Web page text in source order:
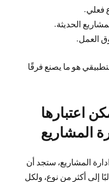
فعلي.
الحديثة.
العمل.
هو ما يصنع فرقًا
اعتبارها
المشاريع
المشاريع، ستجد أن
إلى أكثر من نوع، ولكل